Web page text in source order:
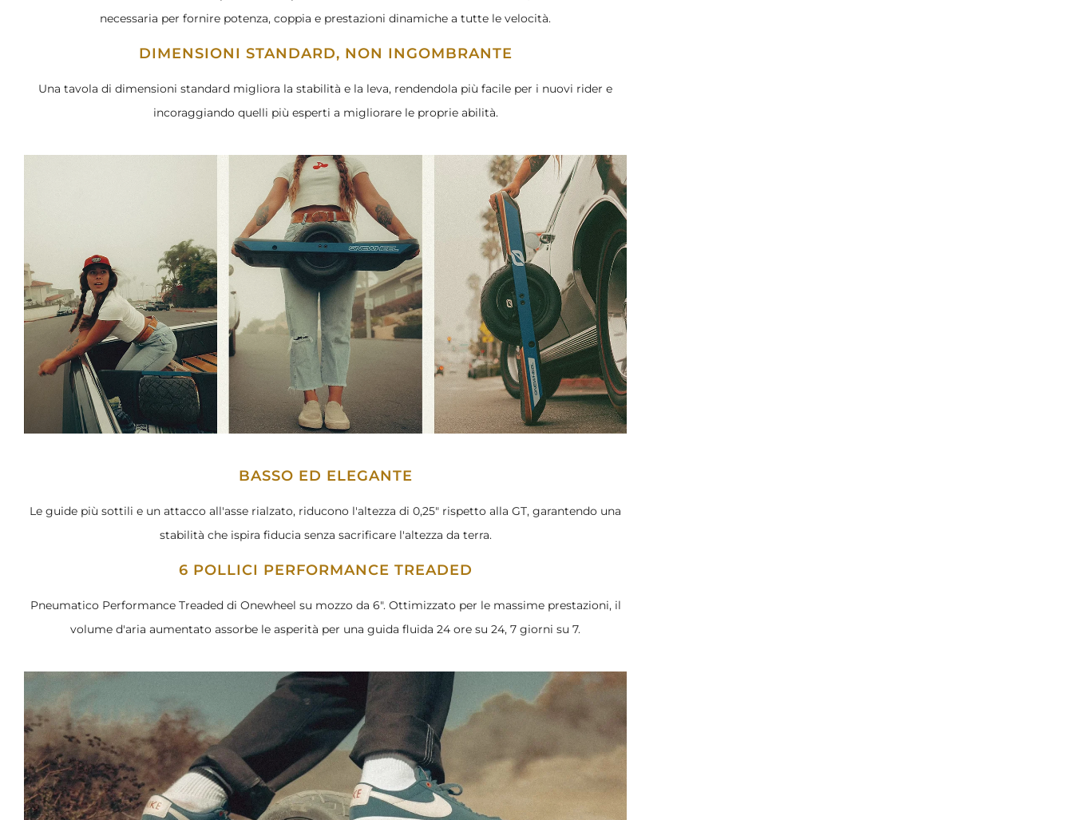
necessaria per fornire potenza, coppia e prestazioni dinamiche a tutte le velocità.
DIMENSIONI STANDARD, NON INGOMBRANTE
Una tavola di dimensioni standard migliora la stabilità e la leva, rendendola più facile per i nuovi rider e
incoraggiando quelli più esperti a migliorare le proprie abilità.
BASSO ED ELEGANTE
Le guide più sottili e un attacco all'asse rialzato, riducono l'altezza di 0,25" rispetto alla GT, garantendo una
stabilità che ispira fiducia senza sacrificare l'altezza da terra.
6 POLLICI PERFORMANCE TREADED
Pneumatico Performance Treaded di Onewheel su mozzo da 6". Ottimizzato per le massime prestazioni, il
volume d'aria aumentato assorbe le asperità per una guida fluida 24 ore su 24, 7 giorni su 7.